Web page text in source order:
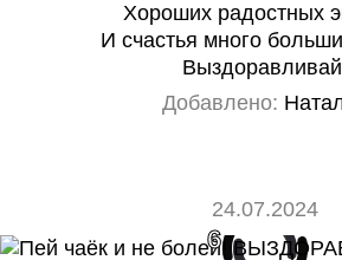
Хороших радостных
И счастья много
Добавлено:
24.07.2024
6 0